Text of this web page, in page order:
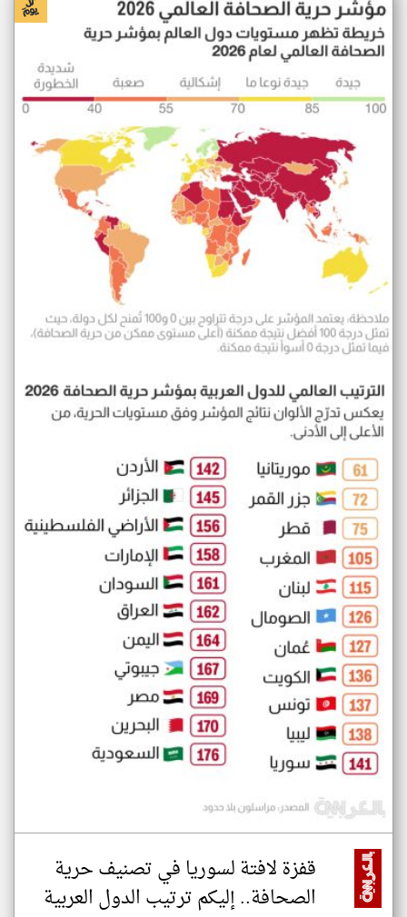
قفزة لافتة لسوريا في تصنيف حرية
الصحافة.. إليكم ترتيب الدول العربية